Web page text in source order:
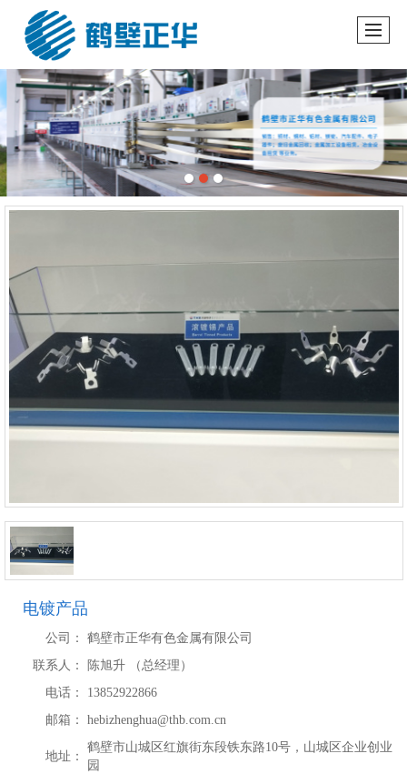
电镀产品
公司：
鹤壁市正华有色金属有限公司
联系人：
陈旭升 （总经理）
电话：
13852922866
邮箱：
hebizhenghua@thb.com.cn
地址：
鹤壁市山城区红旗街东段铁东路10号，山城区企业创业
园